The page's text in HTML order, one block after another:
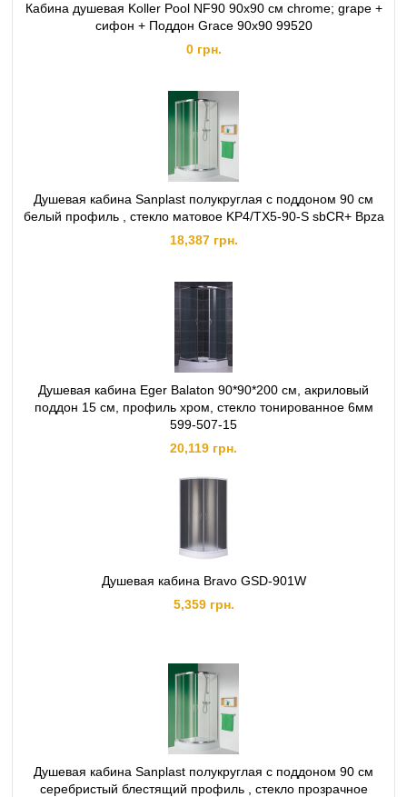
Кабина душевая Koller Pool NF90 90х90 см chrome; grape +
сифон + Поддон Grace 90х90 99520
0 грн.
Душевая кабина Sanplast полукруглая с поддоном 90 см
белый профиль , стекло матовое KP4/TX5-90-S sbCR+ Bpza
18,387 грн.
Душевая кабина Eger Balaton 90*90*200 см, акриловый
поддон 15 см, профиль хром, стекло тонированное 6мм
599-507-15
20,119 грн.
Душевая кабина Bravo GSD-901W
5,359 грн.
Душевая кабина Sanplast полукруглая с поддоном 90 см
серебристый блестящий профиль , стекло прозрачное